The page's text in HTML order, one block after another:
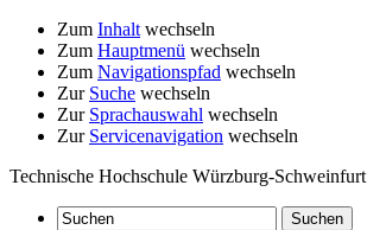
Zum Inhalt wechseln
Zum Hauptmenü wechseln
Zum Navigationspfad wechseln
Zur Suche wechseln
Zur Sprachauswahl wechseln
Zur Servicenavigation wechseln
Technische Hochschule Würzburg-Schweinfurt